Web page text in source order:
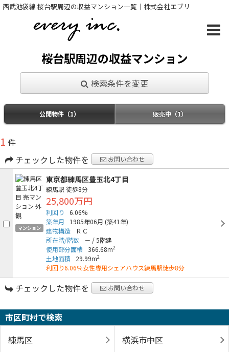
西武池袋線 桜台駅周辺の収益マンション一覧｜株式会社エブリ
桜台駅周辺の収益マンション
検索条件を変更
公開物件（1） 販売中（1）
1 件
チェックした物件を
お問い合わせ
マンション
東京都練馬区豊玉北4丁目
練馬駅 徒歩8分
25,800万円
利回り
6.06%
築年月
1985年06月 (築41年)
建物構造
ＲＣ
所在階/階数
－ /5階建
使用部分面積
366.68m2
土地面積 29.99m2
利回り6.06％女性専用シェアハウス練馬駅徒歩8分
チェックした物件を お問い合わせ
市区町村で検索
練馬区
横浜市中区